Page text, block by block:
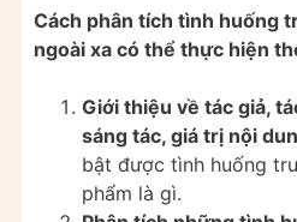
Cách phân tích tình huống
ngoài xa có thể thực hiện
Giới thiệu về tác giả,
sáng tác, giá trị nội
bật được tình huống
phẩm là gì.